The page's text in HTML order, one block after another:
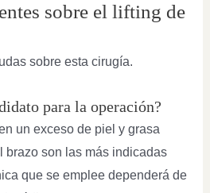
sobre el lifting de
sobre esta cirugía.
para la operación?
un exceso de piel y grasa
brazo son las más indicadas
que se emplee dependerá de